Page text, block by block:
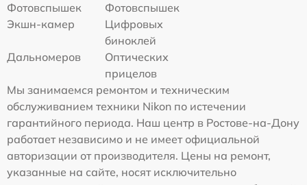
Фотовспышек
Фотовспышек
Экшн-камер
Цифровых
биноклей
Дальномеров
Оптических
прицелов
Мы занимаемся ремонтом и техническим
обслуживанием техники Nikon по истечении
гарантийного периода. Наш центр в Ростове-на-Дону
работает независимо и не имеет официальной
авторизации от производителя. Цены на ремонт,
указанные на сайте, носят исключительно